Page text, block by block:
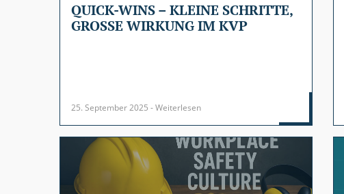
QUICK-WINS – KLEINE SCHRITTE,
GROSSE WIRKUNG IM KVP
25. September 2025 - Weiterlesen